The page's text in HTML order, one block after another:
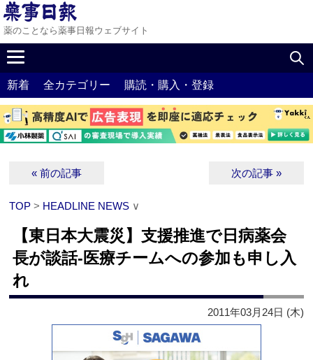
薬のことなら薬事日報ウェブサイト
新着 全カテゴリー 購読・購入・登録
« 前の記事 次の記事 »
TOP > HEADLINE NEWS ∨
【東日本大震災】支援推進で日病薬会
長が談話‐医療チームへの参加も申し入
れ
2011年03月24日 (木)